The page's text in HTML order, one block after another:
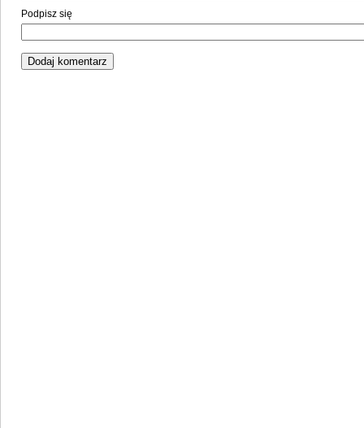
Podpisz się